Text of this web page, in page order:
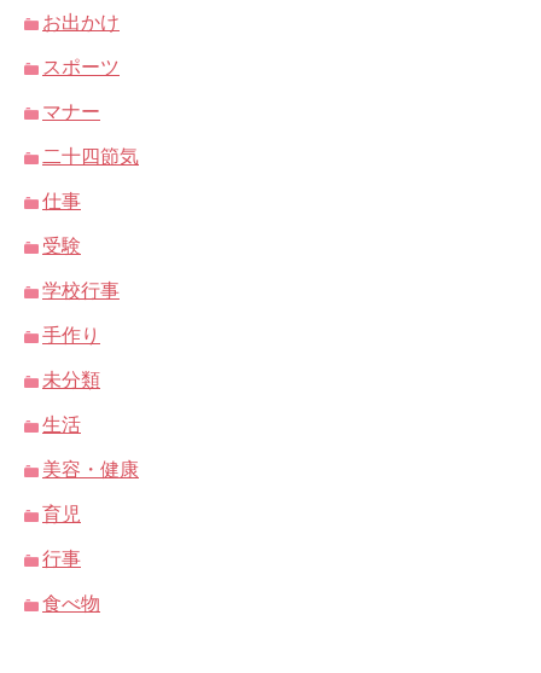
お出かけ
スポーツ
マナー
二十四節気
仕事
受験
学校行事
手作り
未分類
生活
美容・健康
育児
行事
食べ物